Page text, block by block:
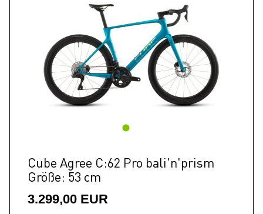
Cube Agree C:62 Pro bali'n'prism
Größe: 53 cm
3.299,00 EUR